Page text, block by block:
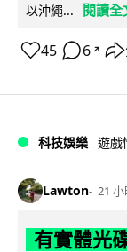
以沖繩...
閱讀全
45 6 ↗
科技娛樂 遊戲
Lawton 21 小
有實體光